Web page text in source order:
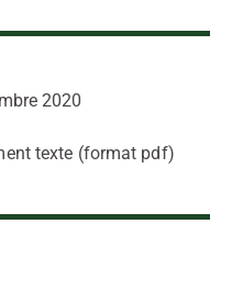
2020
texte (format pdf)